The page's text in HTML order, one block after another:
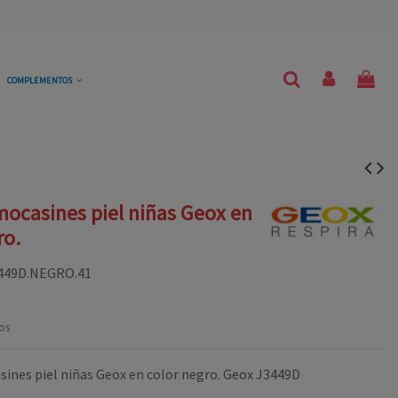
COMPLEMENTOS
piel niñas Geox en
piel niñas Geox en color negro. Geox J3449D